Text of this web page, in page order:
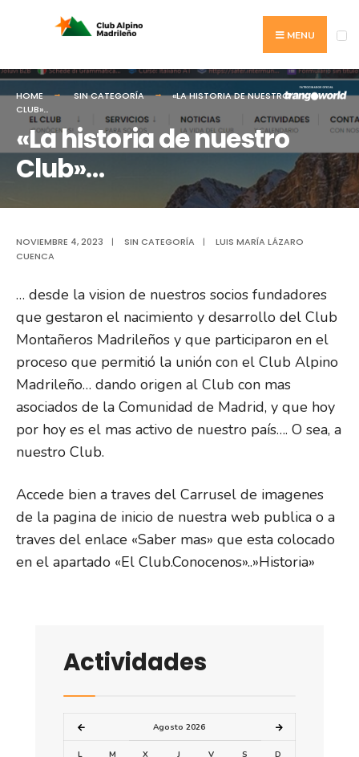
MENU
HOME SIN CATEGORÍA
«LA HISTORIA DE NUESTRO
CLUB»…
«La historia de nuestro
Club»…
NOVIEMBRE 4, 2023 | SIN CATEGORÍA |
LUIS MARÍA LÁZARO
CUENCA
… desde la vision de nuestros socios fundadores
que gestaron el nacimiento y desarrollo del Club
Montañeros Madrileños y que participaron en el
proceso que permitió la unión con el Club Alpino
Madrileño… dando origen al Club con mas
asociados de la Comunidad de Madrid, y que hoy
por hoy es el mas activo de nuestro país…. O sea, a
nuestro Club.
Accede bien a traves del Carrusel de imagenes
de la pagina de inicio de nuestra web publica o a
traves del enlace «Saber mas» que esta colocado
en el apartado «El Club.Conocenos»..»Historia»
Actividades
Agosto 2026
L M X J V S D
for: